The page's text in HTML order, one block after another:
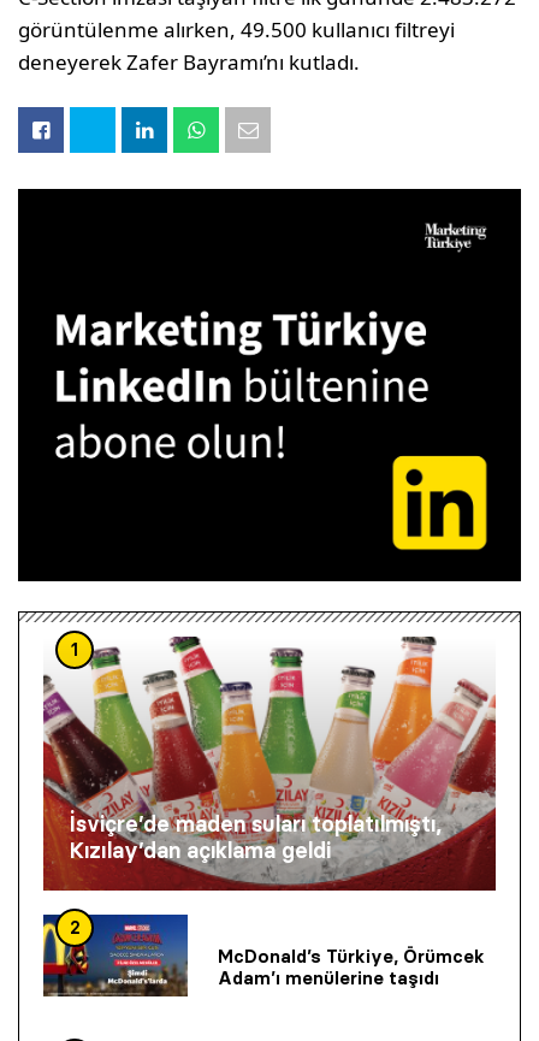
görüntülenme alırken, 49.500 kullanıcı filtreyi
deneyerek Zafer Bayramı’nı kutladı.
1
İsviçre’de maden suları toplatılmıştı,
Kızılay’dan açıklama geldi
2
McDonald’s Türkiye, Örümcek
Adam’ı menülerine taşıdı